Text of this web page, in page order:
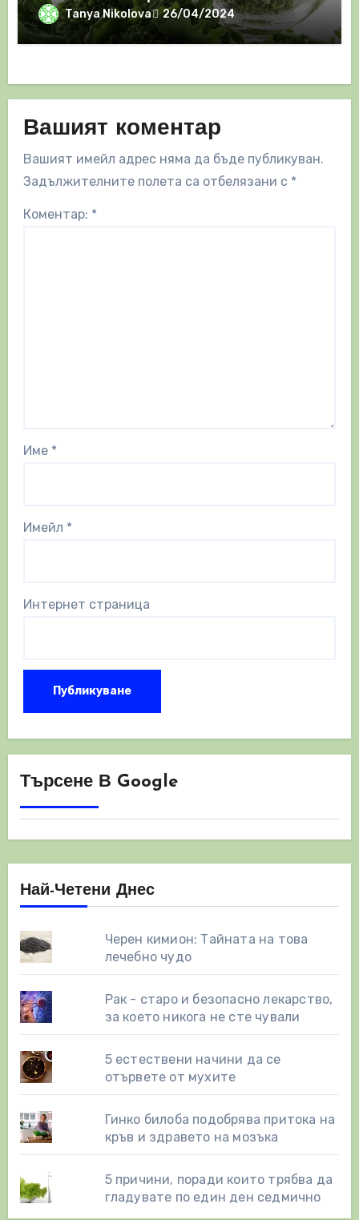
Tanya Nikolova 26/04/2024
Вашият коментар
Вашият имейл адрес няма да бъде публикуван.
Задължителните полета са отбелязани с *
Коментар: *
Име *
Имейл *
Интернет страница
Търсене В Google
Най-Четени Днес
Черен кимион: Тайната на това
лечебно чудо
Рак - старо и безопасно лекарство,
за което никога не сте чували
5 естествени начини да се
отървете от мухите
Гинко билоба подобрява притока на
кръв и здравето на мозъка
5 причини, поради които трябва да
гладувате по един ден седмично